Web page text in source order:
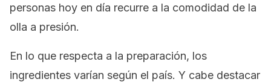
personas hoy en día recurre a la comodidad de la
olla a presión.
En lo que respecta a la preparación, los
ingredientes varían según el país. Y cabe destacar